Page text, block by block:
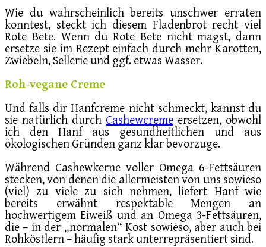
Wie du wahrscheinlich bereits unschwer erraten
konntest, steckt ich diesem Fladenbrot recht viel
Rote Bete. Wenn du Rote Bete nicht magst, dann
ersetze sie im Rezept einfach durch mehr Karotten,
Zwiebeln, Sellerie und ggf. etwas Wasser.
Roh-vegane Creme
Und falls dir Hanfcreme nicht schmeckt, kannst du
sie natürlich durch Cashewcreme ersetzen, obwohl
ich den Hanf aus gesundheitlichen und aus
ökologischen Gründen ganz klar bevorzuge.
Während Cashewkerne voller Omega 6-Fettsäuren
stecken, von denen die allermeisten von uns sowieso
(viel) zu viele zu sich nehmen, liefert Hanf wie
bereits erwähnt respektable Mengen an
hochwertigem Eiweiß und an Omega 3-Fettsäuren,
die – in der „normalen“ Kost sowieso, aber auch bei
Rohköstlern – häufig stark unterrepräsentiert sind.